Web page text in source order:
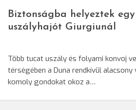
Biztonságba helyeztek
uszályhajót Giurgiunál
Több tucat uszály és folyami konvoj
térségében a Duna rendkívül
komoly gondokat okoz a…